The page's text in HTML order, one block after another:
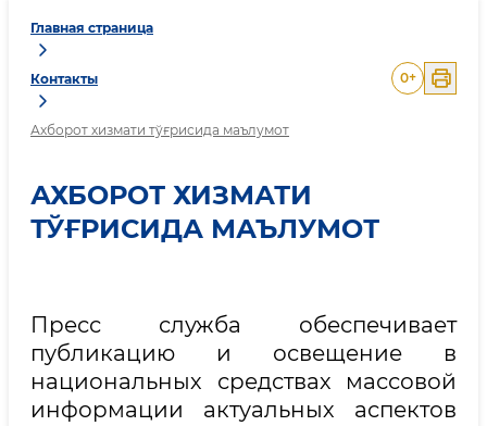
Главная страница
Контакты
Ахборот хизмати тўғрисида маълумот
0+
АХБОРОТ ХИЗМАТИ
ТЎҒРИСИДА МАЪЛУМОТ
Пресс служба обеспечивает
публикацию и освещение в
национальных средствах массовой
информации актуальных аспектов